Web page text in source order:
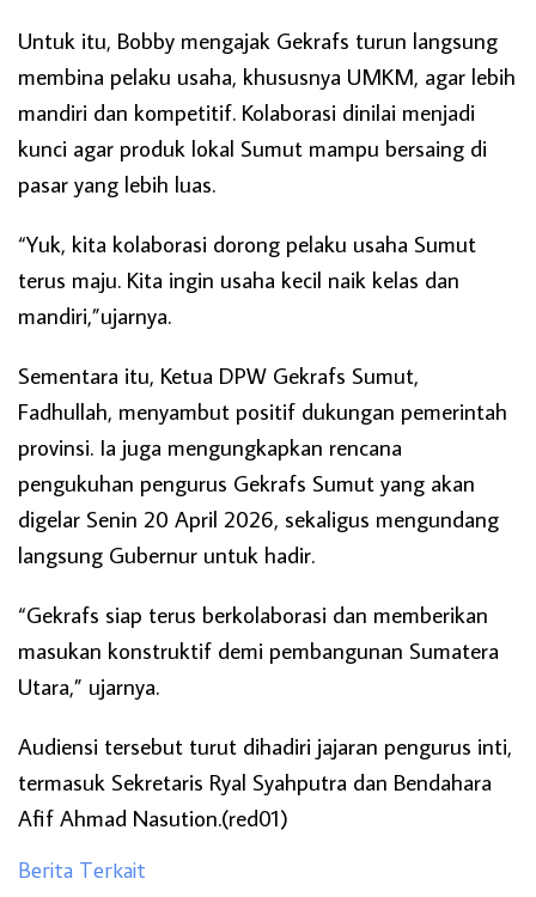
Untuk itu, Bobby mengajak Gekrafs turun langsung
membina pelaku usaha, khususnya UMKM, agar lebih
mandiri dan kompetitif. Kolaborasi dinilai menjadi
kunci agar produk lokal Sumut mampu bersaing di
pasar yang lebih luas.
“Yuk, kita kolaborasi dorong pelaku usaha Sumut
terus maju. Kita ingin usaha kecil naik kelas dan
mandiri,”ujarnya.
Sementara itu, Ketua DPW Gekrafs Sumut,
Fadhullah, menyambut positif dukungan pemerintah
provinsi. Ia juga mengungkapkan rencana
pengukuhan pengurus Gekrafs Sumut yang akan
digelar Senin 20 April 2026, sekaligus mengundang
langsung Gubernur untuk hadir.
“Gekrafs siap terus berkolaborasi dan memberikan
masukan konstruktif demi pembangunan Sumatera
Utara,” ujarnya.
Audiensi tersebut turut dihadiri jajaran pengurus inti,
termasuk Sekretaris Ryal Syahputra dan Bendahara
Afif Ahmad Nasution.(red01)
Berita Terkait